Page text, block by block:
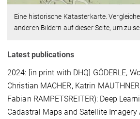
Eine historische Katasterkarte.
anderen Bildern auf dieser Seite, um zu
Latest publications
2024: [in print with DHQ] GÖDERLE,
Christian MACHER, Katrin
Fabian RAMPETSREITER): Deep
Cadastral Maps and Satellite Imagery